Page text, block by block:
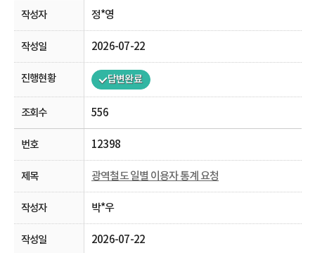
정*영
2026-07-22
답변완료
556
12398
광역철도 일별 이용자 통계 요청
박*우
2026-07-22